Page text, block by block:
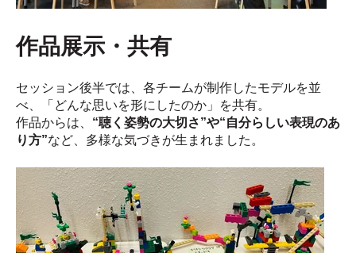
作品展示・共有
セッション後半では、各チームが制作したモデルを並
べ、「どんな思いを形にしたのか」を共有。
作品からは、 “聴く姿勢の大切さ”や“自分らしい表現のあ
り方”など、多様な気づきが生まれました。